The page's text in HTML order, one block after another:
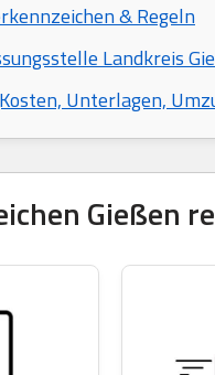
& Regeln
Landkreis
Unterlagen,
Gießen